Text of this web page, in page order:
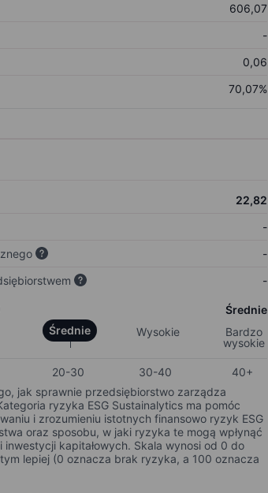
606,07
-
0,06
70,07%
22,82
-
-
-
Średnie
Średnie Wysokie
Bardzo
wysokie
20-30 30-40
40+
jak sprawnie przedsiębiorstwo zarządza
ryzyka ESG Sustainalytics ma pomóc
i zrozumieniu istotnych finansowo ryzyk ESG
oraz sposobu, w jaki ryzyka te mogą wpłynąć
inwestycji kapitałowych. Skala wynosi od 0 do
lepiej (0 oznacza brak ryzyka, a 100 oznacza